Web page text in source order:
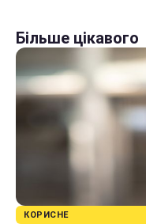
Більше цікавого
КОРИСНЕ